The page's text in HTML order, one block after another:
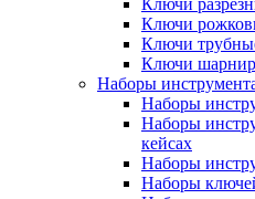
Ключи
Ключи
Ключи
Ключи
Наборы
Наборы
Наборы
кейсах
Наборы
Наборы